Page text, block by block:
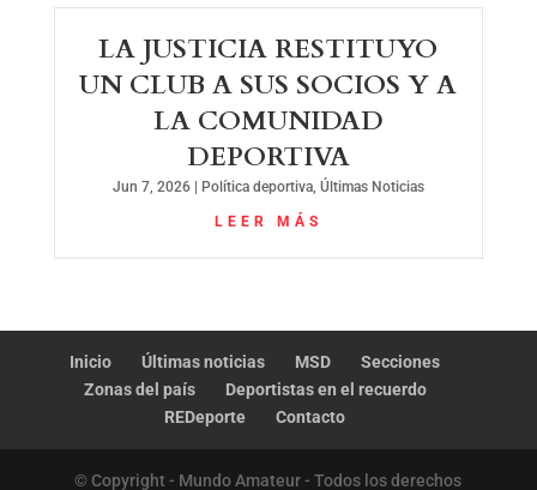
LA JUSTICIA RESTITUYO
UN CLUB A SUS SOCIOS Y A
LA COMUNIDAD
DEPORTIVA
Jun 7, 2026| Política deportiva, Últimas Noticias
LEER MÁS
Inicio Últimas noticias MSD
Secciones
Zonas del país
Deportistas en el recuerdo
REDeporte
Contacto
© Copyright - Mundo Amateur - Todos los derechos